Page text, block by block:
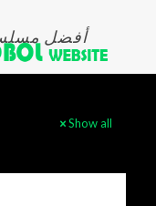
أفضل
Show all